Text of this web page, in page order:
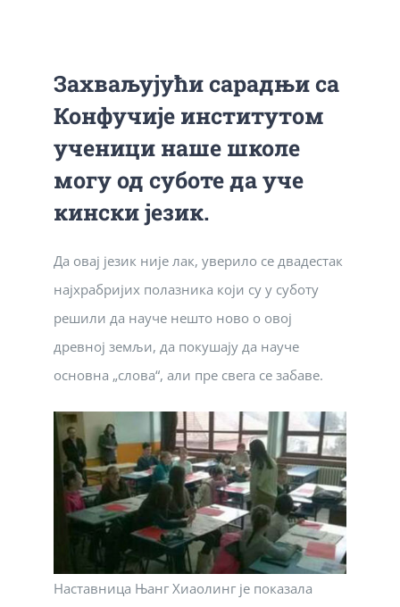
ЈАВНА ДОКУМЕНТА
Захваљујући сарадњи са
Конфучије институтом
ученици наше школе
могу од суботе да уче
кински језик.
Да овај језик није лак, уверило се двадестак
најхрабријих полазника који су у суботу
решили да науче нешто ново о овој
древној земљи, да покушају да науче
основна „слова“, али пре свега се забаве.
Наставница Њанг Xиаолинг је показала